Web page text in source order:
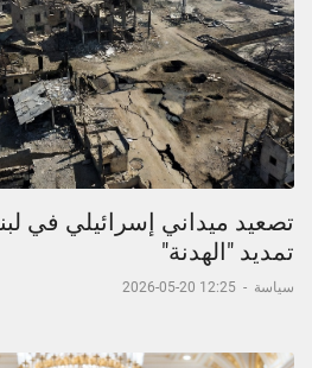
تصعيد ميداني إسرائيلي في
تمديد "الهدنة"
سياسة -
12:25 20-05-2026